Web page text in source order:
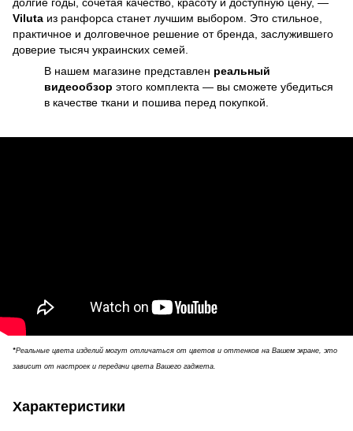
Viluta из ранфорса станет лучшим выбором. Это стильное,
практичное и долговечное решение от бренда, заслужившего
доверие тысяч украинских семей.
В нашем магазине представлен реальный
видеообзор этого комплекта — вы сможете убедиться
в качестве ткани и пошива перед покупкой.
*Реальные цвета изделий могут отличаться от цветов и оттенков на Вашем экране, это
зависит от настроек и передачи цвета Вашего гаджета.
Характеристики